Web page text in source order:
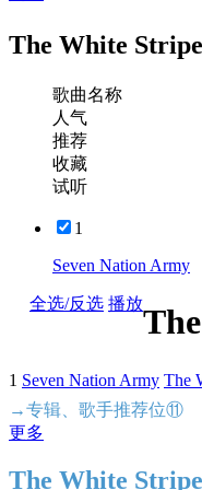
The White
歌曲名称
人气
推荐
收藏
试听
1
Seven Nation Army
全选/反选 播放
1 Seven Nation Army The
→专辑、歌手推荐位⑪
更多
The White